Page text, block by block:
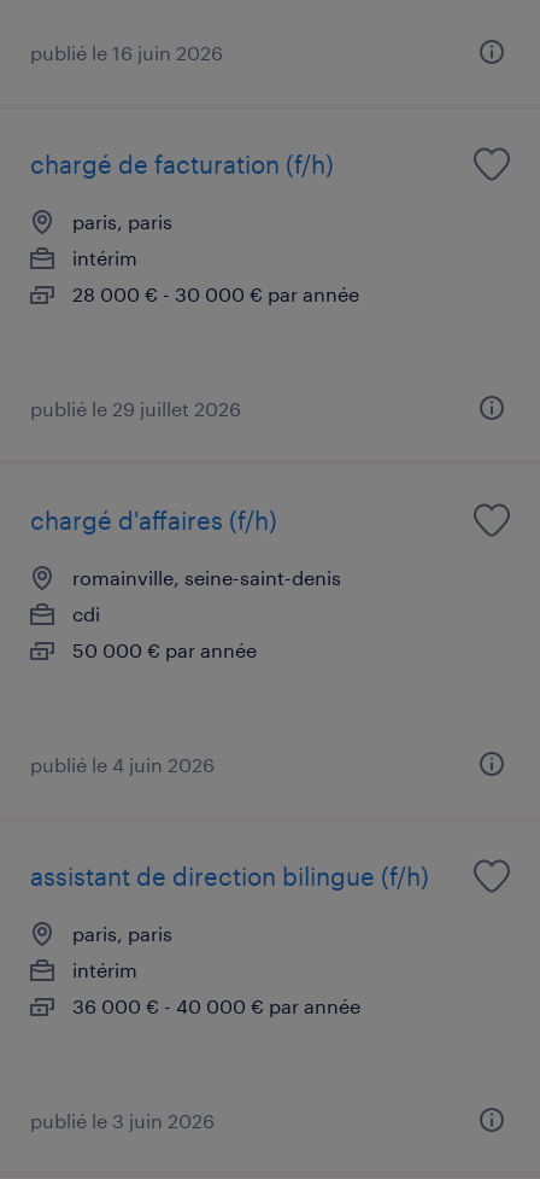
publié le 16 juin 2026
chargé de facturation (f/h)
paris, paris
intérim
28 000 € - 30 000 € par année
publié le 29 juillet 2026
chargé d'affaires (f/h)
romainville, seine-saint-denis
cdi
50 000 € par année
publié le 4 juin 2026
assistant de direction bilingue (f/h)
paris, paris
intérim
36 000 € - 40 000 € par année
publié le 3 juin 2026